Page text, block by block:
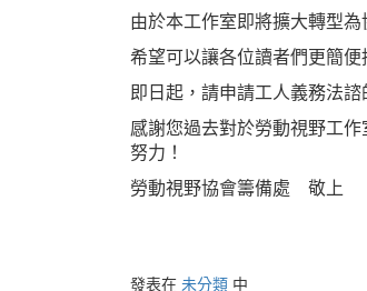
由於本工作室即將擴大轉型
希望可以讓各位讀者們更簡便
即日起，請申請工人義務法
感謝您過去對於勞動視野工
努力！
勞動視野協會籌備處 敬上
發表在 未分類 中